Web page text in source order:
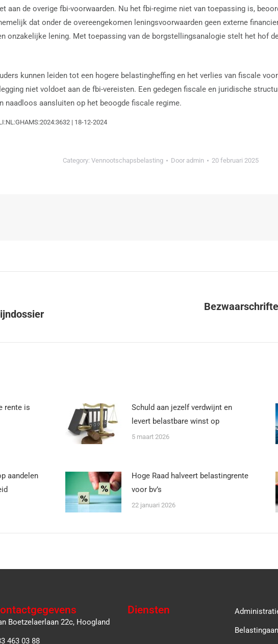
aan de overige fbi-voorwaarden. Nu het fbi-regime niet van toepassing is,
dat onder de overeengekomen leningsvoorwaarden geen externe
onzakelijke lening. Met toepassing van de borgstellingsanalogie stelt het hof
kunnen leiden tot een hogere belastingheffing en het verlies van fiscale
niet voldoet aan de fbi-vereisten. Een gedegen fiscale en juridische
aansluiten op het beoogde fiscale regime.
| 18-12-2024
Category: Vennootschapsbelasting Door admin 20 februari 2025
rente is
Schuld aan jezelf verdwijnt en
levert belastbare winst op
5 maart 2026
aandelen
Hoge Raad halveert belastingrente
voor bv’s
22 januari 2026
Boetzelaerlaan 22c, Hoogland
463 03 88
Diensten